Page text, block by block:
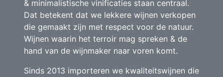
& minimalistische vinificaties staan centraal.
Dat betekent dat we lekkere wijnen verkopen
die gemaakt zijn met respect voor de natuur.
Wijnen waarin het terroir mag spreken & de
hand van de wijnmaker naar voren komt.
Sinds 2013 importeren we kwaliteitswijnen die